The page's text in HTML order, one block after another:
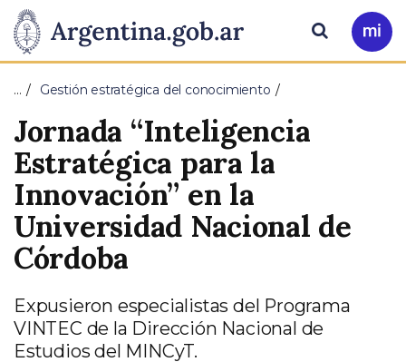
Presidencia
de
la
Nación
Pasar al contenido principal
Ir
a
Buscar
… Gestión estratégica del conocimiento
Jornada “Inteligencia
Estratégica para la
Innovación” en la
Universidad Nacional de
Córdoba
Expusieron especialistas del Programa
VINTEC de la Dirección Nacional de
Estudios del MINCyT.